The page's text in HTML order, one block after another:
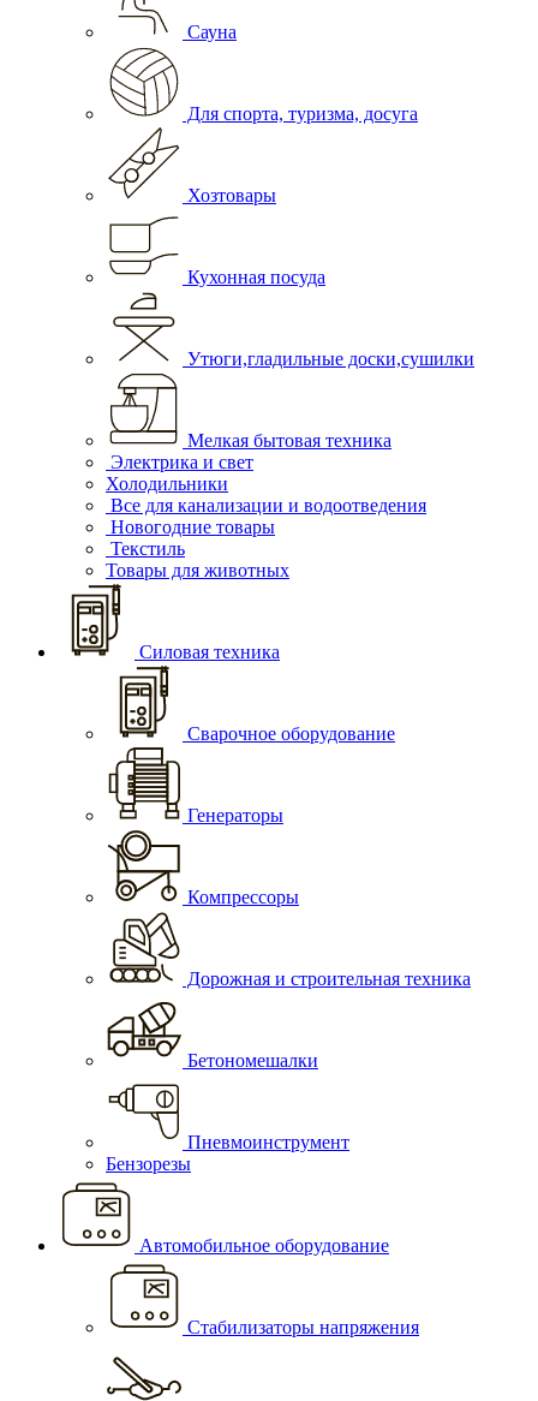
Сауна
Для спорта, туризма, досуга
Хозтовары
Кухонная посуда
Утюги,гладильные доски,сушилки
Мелкая бытовая техника
Электрика и свет
Холодильники
Все для канализации и водоотведения
Новогодние товары
Текстиль
Товары для животных
Силовая техника
Сварочное оборудование
Генераторы
Компрессоры
Дорожная и строительная техника
Бетономешалки
Пневмоинструмент
Бензорезы
Автомобильное оборудование
Стабилизаторы напряжения